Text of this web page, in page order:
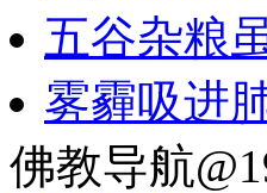
五谷杂粮
雾霾吸进
佛教导航